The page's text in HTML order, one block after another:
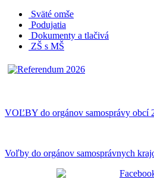
Sväté omše
Podujatia
Dokumenty a tlačivá
ZŠ s MŠ
VOĽBY do orgánov samosprávy obcí
Voľby do orgánov samosprávnych